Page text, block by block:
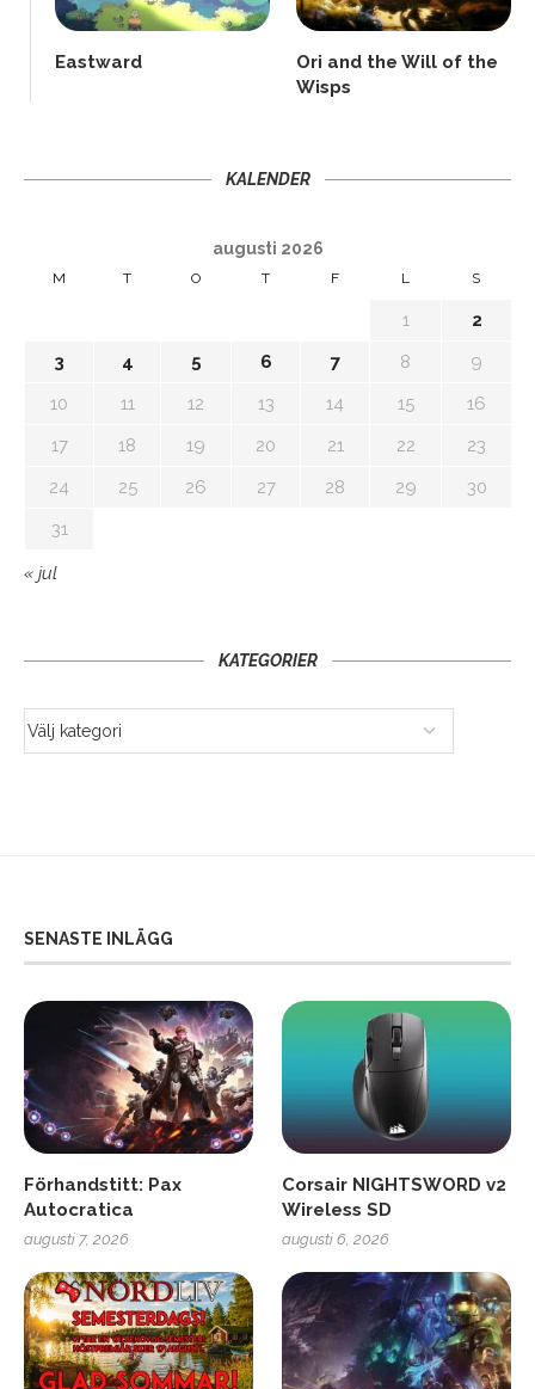
Eastward
Ori and the Will of the
Wisps
KALENDER
augusti 2026
M T O T F L S
1
2
3
4 5 6 7 8
9
10
11 12 13 14 15
16
17
18 19 20 21 22
23
24
25 26 27 28 29
30
31
« jul
KATEGORIER
SENASTE INLÄGG
Förhandstitt: Pax
Autocratica
augusti 7, 2026
Corsair NIGHTSWORD v2
Wireless SD
augusti 6, 2026